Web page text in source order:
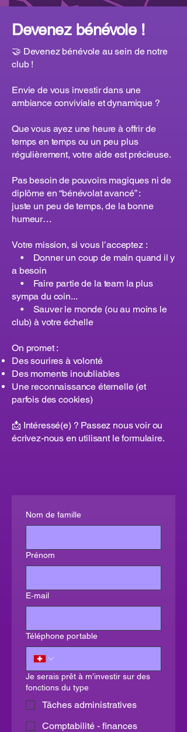
Devenez bénévole !
🤝 Devenez bénévole au sein de notre
club !
Envie de vous investir dans une
ambiance conviviale et dynamique ?
Que vous ayez une heure à offrir de
temps en temps ou un peu plus
régulièrement, votre aide est précieuse.
Pas besoin de pouvoirs magiques ni de
diplôme en “bénévolat avancé” :
juste un peu de temps, de la bonne
humeur…
Votre mission, si vous l’acceptez :
• Donner un coup de main quand il y
a besoin
• Faire partie de la team la plus
sympa du coin...
• Sauver le monde (ou au moins le
club) à votre échelle
On promet :
Des sourires à volonté
Des moments inoubliables
Une reconnaissance éternelle (et
parfois des cookies)
📩 Intéressé(e) ? Passez nous voir ou
écrivez-nous en utilisant le formulaire.
Nom de famille
Prénom
E‑mail
Téléphone portable
Je serais prêt à m’investir sur des
fonctions du type
Tâches administratives
Comptabilité - finances